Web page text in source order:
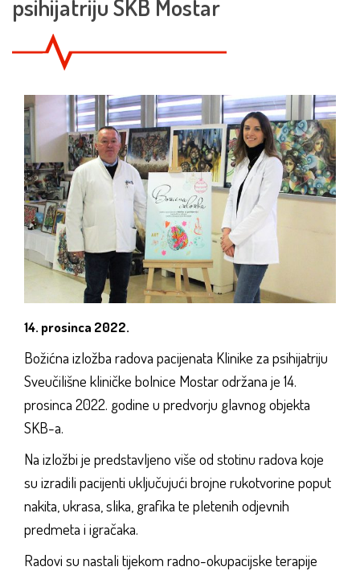
psihijatriju SKB Mostar
14. prosinca 2022.
Božićna izložba radova pacijenata Klinike za psihijatriju
Sveučilišne kliničke bolnice Mostar održana je 14.
prosinca 2022. godine u predvorju glavnog objekta
SKB-a.
Na izložbi je predstavljeno više od stotinu radova koje
su izradili pacijenti uključujući brojne rukotvorine poput
nakita, ukrasa, slika, grafika te pletenih odjevnih
predmeta i igračaka.
Radovi su nastali tijekom radno-okupacijske terapije